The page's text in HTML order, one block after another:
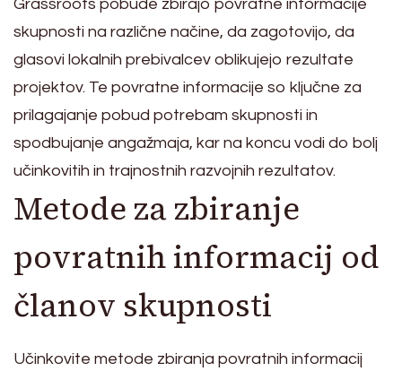
Grassroots pobude zbirajo povratne informacije
skupnosti na različne načine, da zagotovijo, da
glasovi lokalnih prebivalcev oblikujejo rezultate
projektov. Te povratne informacije so ključne za
prilagajanje pobud potrebam skupnosti in
spodbujanje angažmaja, kar na koncu vodi do bolj
učinkovitih in trajnostnih razvojnih rezultatov.
Metode za zbiranje
povratnih informacij od
članov skupnosti
Učinkovite metode zbiranja povratnih informacij